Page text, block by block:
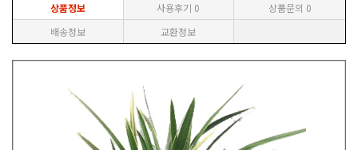
상품정보 사용후기 0 상품문의 0
배송정보
교환정보